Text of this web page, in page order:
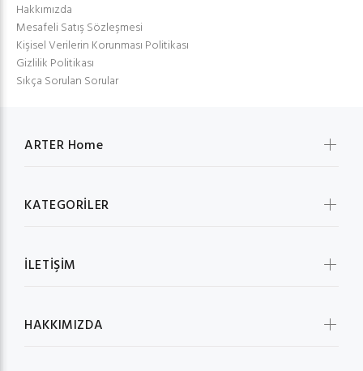
Hakkımızda
Mesafeli Satış Sözleşmesi
Kişisel Verilerin Korunması Politikası
Gizlilik Politikası
Sıkça Sorulan Sorular
ARTER Home
KATEGORİLER
İLETİŞİM
HAKKIMIZDA